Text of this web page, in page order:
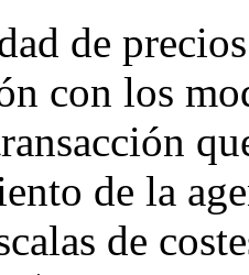
de
con los
de la
de